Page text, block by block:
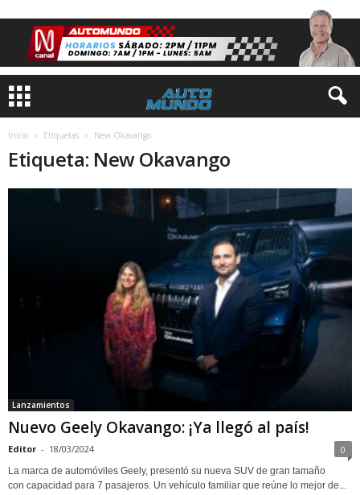
Inicio Etiquetas New Okavango
Etiqueta: New Okavango
Lanzamientos
Nuevo Geely Okavango: ¡Ya llegó al país!
Editor - 18/03/2024 0
La marca de automóviles Geely, presentó su nueva SUV de gran tamaño
con capacidad para 7 pasajeros. Un vehículo familiar que reúne lo mejor de...